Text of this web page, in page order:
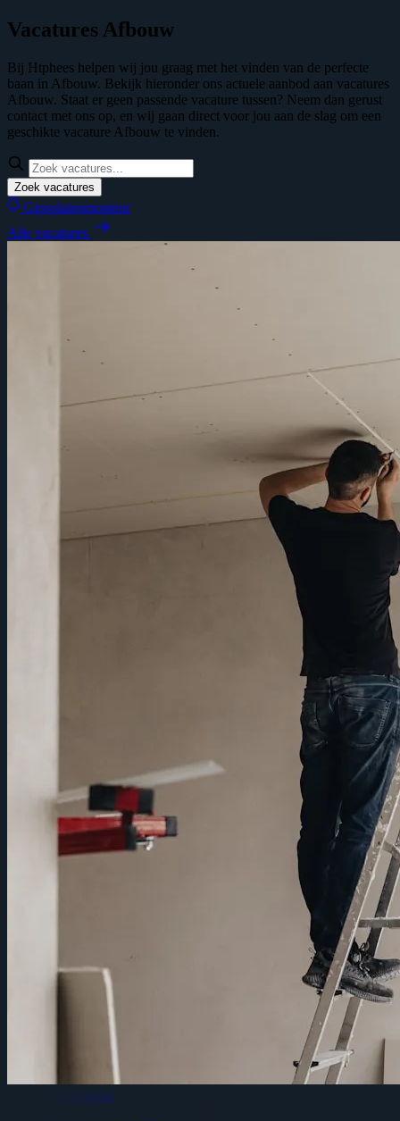
Vacatures Afbouw
Bij Htphees helpen wij jou graag met het vinden van de perfecte
baan in Afbouw. Bekijk hieronder ons actuele aanbod aan vacatures
Afbouw. Staat er geen passende vacature tussen? Neem dan gerust
contact met ons op, en wij gaan direct voor jou aan de slag om een
geschikte vacature Afbouw te vinden.
Zoek vacatures
Gipsplatenmonteur
Alle vacatures
Gipsplatenmonteur